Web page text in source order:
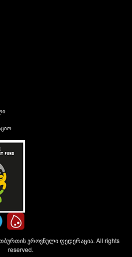
ეროვნული ფედერაცია. All rights
reserved.